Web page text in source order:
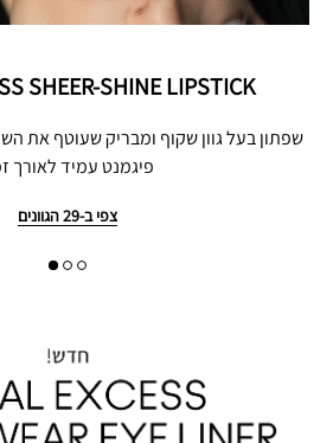
SHEER-SHINE LIPSTICK
שפתון בעל גוון שקוף ומבריק שעוטף את
פיגמנט עמיד לאורך
צפי ב-29 הגוונים